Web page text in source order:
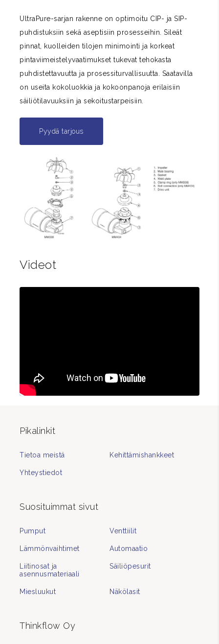
UltraPure-sarjan rakenne on optimoitu CIP- ja SIP-
puhdistuksiin sekä aseptisiin prosesseihin. Sileät
pinnat, kuolleiden tilojen minimointi ja korkeat
pintaviimeistelyvaatimukset tukevat tehokasta
puhdistettavuutta ja prosessiturvallisuutta. Saatavilla
on useita kokoluokkia ja kokoonpanoja erilaisiin
säiliötilavuuksiin ja sekoitustarpeisiin.
Pyydä tarjous
Videot
Pikalinkit
Tietoa meistä Kehittämishankkeet
Yhteystiedot
Suosituimmat sivut
Pumput Venttiilit
Lämmönvaihtimet Automaatio
Liitinosat ja
asennusmateriaali
Säiliöpesurit
Miesluukut Näkölasit
Thinkflow Oy